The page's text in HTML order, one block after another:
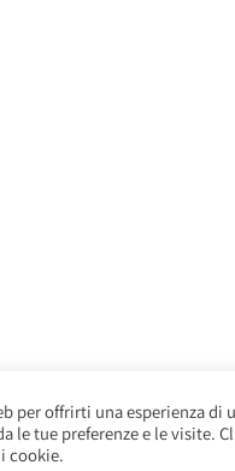
per offrirti una esperienza di
le tue preferenze e le visite.
cookie.